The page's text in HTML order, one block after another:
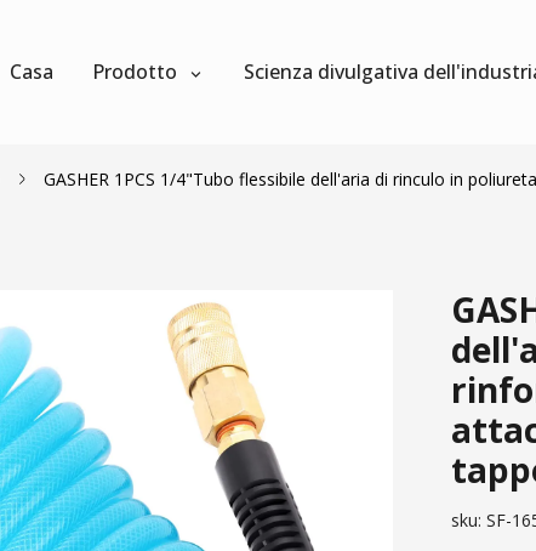
Casa Prodotto Scienza divulgativa
GASHER 1PCS 1/4"Tubo flessibile dell'aria di rinculo in
sku: SF-